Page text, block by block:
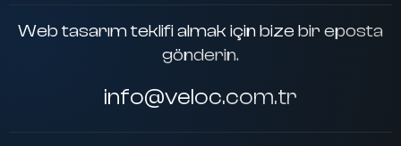
Web tasarım teklifi almak için bize bir eposta
gönderin.
info@veloc.com.tr